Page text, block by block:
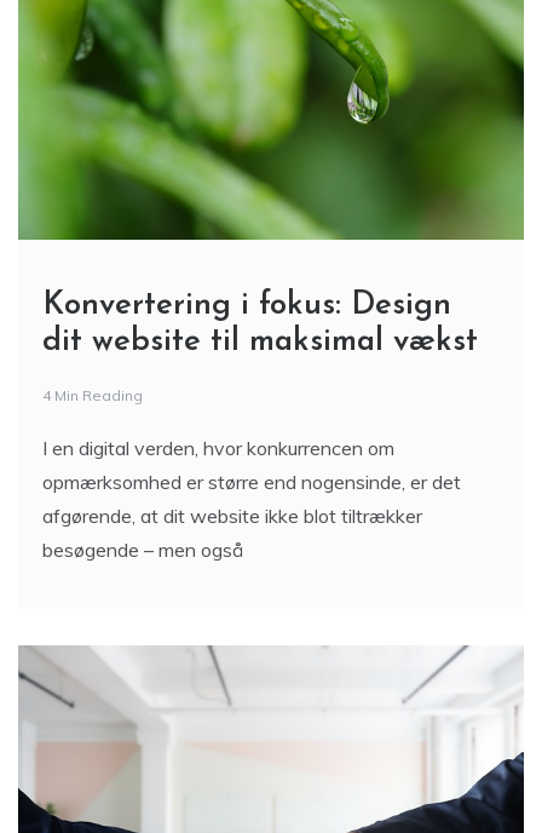
Konvertering i fokus: Design
dit website til maksimal vækst
4 Min Reading
I en digital verden, hvor konkurrencen om
opmærksomhed er større end nogensinde, er det
afgørende, at dit website ikke blot tiltrækker
besøgende – men også